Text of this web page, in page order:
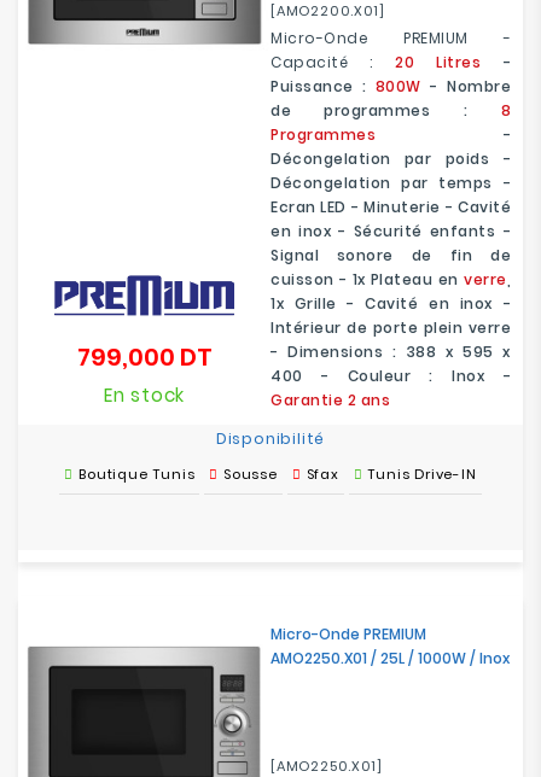
[AMO2200.X01]
Micro-Onde PREMIUM -
Capacité : 20 Litres -
Puissance : 800W - Nombre
de programmes : 8
Programmes -
Décongelation par poids -
Décongelation par temps -
Ecran LED - Minuterie - Cavité
en inox - Sécurité enfants -
Signal sonore de fin de
cuisson - 1x Plateau en verre
1x Grille - Cavité en inox -
Intérieur de porte plein verre
- Dimensions : 388 x 595 x
400 - Couleur : Inox -
Garantie 2 ans
799,000 DTPrix
En stock
Disponibilité
Boutique Tunis Sousse Sfax Tunis Drive-IN
Micro-Onde PREMIUM
AMO2250.X01 / 25L / 1000W / Inox
[AMO2250.X01]